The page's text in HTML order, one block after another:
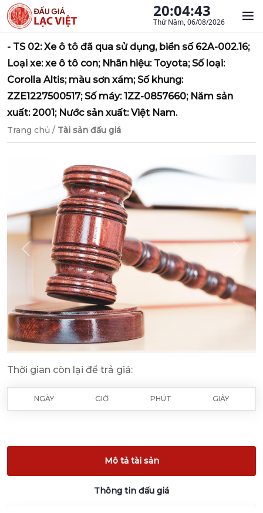
20:04:44
Thứ Năm, 06/08/2026
- TS 02: Xe ô tô đã qua sử dụng, biển số 62A-002.16;
Loại xe: xe ô tô con; Nhãn hiệu: Toyota; Số loại:
Corolla Altis; màu sơn xám; Số khung:
ZZE1227500517; Số máy: 1ZZ-0857660; Năm sản
xuất: 2001; Nước sản xuất: Việt Nam.
Trang chủ / Tài sản đấu giá
Previous
Thời gian còn lại để trả giá:
NGÀY GIỜ PHÚT GIÂY
Mô tả tài sản
Thông tin đấu giá